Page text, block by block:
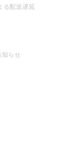
る配送遅延
知らせ